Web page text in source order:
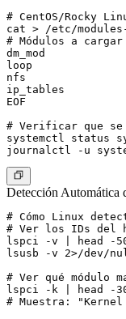
# CentOS/Rocky
cat > /etc/
# Módulos a
dm_mod
loop
nfs
ip_tables
EOF
# Verificar que se
systemctl status
Detección Automática
# Cómo Linux
# Ver los IDs del
lspci -v | head -
lsusb -v 2>/dev/
# Ver qué módulo
lspci -k | head -
# Muestra: